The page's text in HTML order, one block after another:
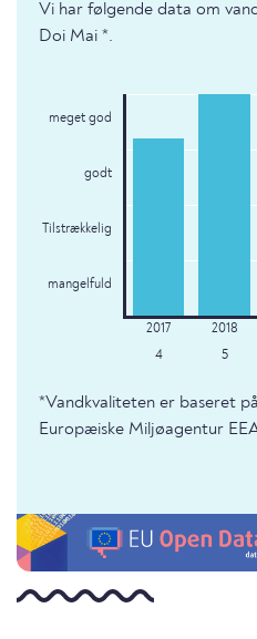
Vi har følgende data om
Doi Mai *.
meget god
godt
Tilstrækkelig
mangelfuld
4 5
*Vandkvaliteten er baseret
Europæiske Miljøagentur